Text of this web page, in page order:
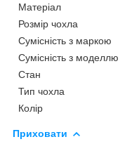
Матеріал
Розмір чохла
Сумісність з маркою
Сумісність з моделлю
Стан
Тип чохла
Колір
Приховати